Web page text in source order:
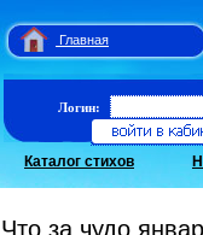
Главная
Логин:
Каталог стихов
Что за чудо